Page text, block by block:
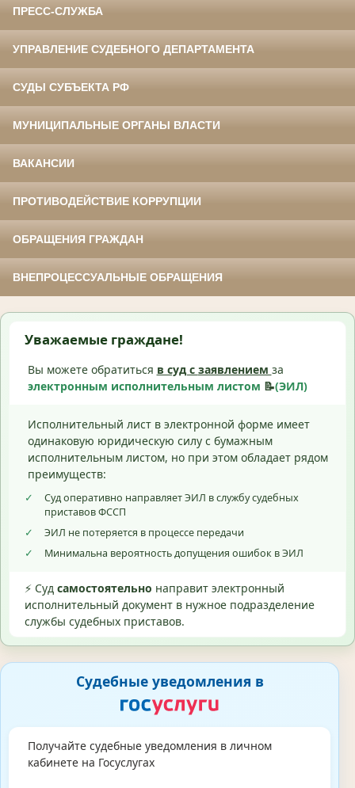
ПРЕСС-СЛУЖБА
УПРАВЛЕНИЕ СУДЕБНОГО ДЕПАРТАМЕНТА
СУДЫ СУБЪЕКТА РФ
МУНИЦИПАЛЬНЫЕ ОРГАНЫ ВЛАСТИ
ВАКАНСИИ
ПРОТИВОДЕЙСТВИЕ КОРРУПЦИИ
ОБРАЩЕНИЯ ГРАЖДАН
ВНЕПРОЦЕССУАЛЬНЫЕ ОБРАЩЕНИЯ
Уважаемые граждане!
Вы можете обратиться в суд с заявлением за
электронным исполнительным листом 📝(ЭИЛ)
Исполнительный лист в электронной форме имеет
одинаковую юридическую силу с бумажным
исполнительным листом, но при этом обладает рядом
преимуществ:
✓
Суд оперативно направляет ЭИЛ в службу судебных
приставов ФССП
✓
ЭИЛ не потеряется в процессе передачи
✓
Минимальна вероятность допущения ошибок в ЭИЛ
⚡ Суд самостоятельно направит электронный
исполнительный документ в нужное подразделение
службы судебных приставов.
Судебные уведомления в
Получайте судебные уведомления в личном
кабинете на Госуслугах